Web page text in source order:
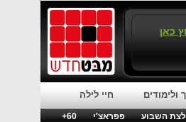
כאן
ולימודים חיי לילה
השבוע פפראצ'י
60+